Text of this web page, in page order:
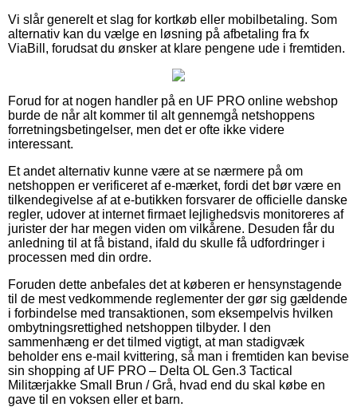
Vi slår generelt et slag for kortkøb eller mobilbetaling. Som
alternativ kan du vælge en løsning på afbetaling fra fx
ViaBill, forudsat du ønsker at klare pengene ude i fremtiden.
Forud for at nogen handler på en UF PRO online webshop
burde de når alt kommer til alt gennemgå netshoppens
forretningsbetingelser, men det er ofte ikke videre
interessant.
Et andet alternativ kunne være at se nærmere på om
netshoppen er verificeret af e-mærket, fordi det bør være en
tilkendegivelse af at e-butikken forsvarer de officielle danske
regler, udover at internet firmaet lejlighedsvis monitoreres af
jurister der har megen viden om vilkårene. Desuden får du
anledning til at få bistand, ifald du skulle få udfordringer i
processen med din ordre.
Foruden dette anbefales det at køberen er hensynstagende
til de mest vedkommende reglementer der gør sig gældende
i forbindelse med transaktionen, som eksempelvis hvilken
ombytningsrettighed netshoppen tilbyder. I den
sammenhæng er det tilmed vigtigt, at man stadigvæk
beholder ens e-mail kvittering, så man i fremtiden kan bevise
sin shopping af UF PRO – Delta OL Gen.3 Tactical
Militærjakke Small Brun / Grå, hvad end du skal købe en
gave til en voksen eller et barn.